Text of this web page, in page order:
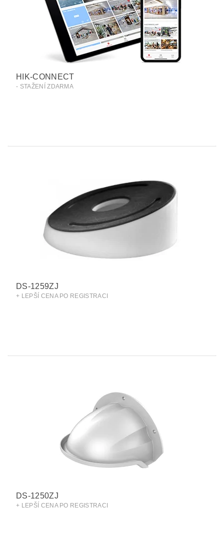
HIK-CONNECT
- STAŽENÍ ZDARMA
DS-1259ZJ
+ LEPŠÍ CENA PO REGISTRACI
DS-1250ZJ
+ LEPŠÍ CENA PO REGISTRACI